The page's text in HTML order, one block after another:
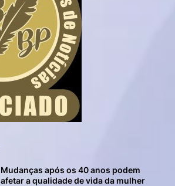
Mudanças após os 40 anos podem
afetar a qualidade de vida da mulher